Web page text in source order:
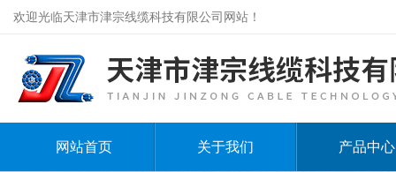
欢迎光临天津市津宗线缆科技有限公司网站！
网站首页 关于我们 产品中心